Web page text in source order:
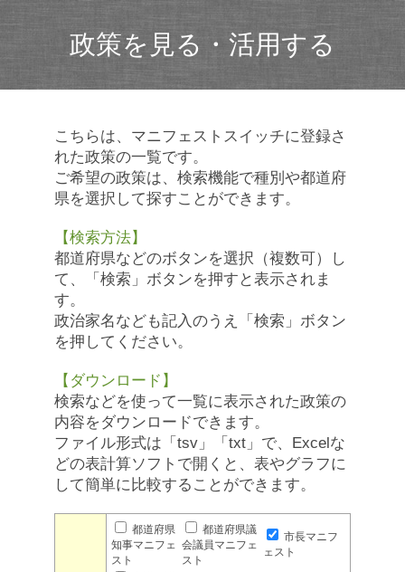
政策を見る・活用する
こちらは、マニフェストスイッチに登録さ
れた政策の一覧です。
ご希望の政策は、検索機能で種別や都道府
県を選択して探すことができます。
【検索方法】
都道府県などのボタンを選択（複数可）し
て、「検索」ボタンを押すと表示されま
す。
政治家名なども記入のうえ「検索」ボタン
を押してください。
【ダウンロード】
検索などを使って一覧に表示された政策の
内容をダウンロードできます。
ファイル形式は「tsv」「txt」で、Excelな
どの表計算ソフトで開くと、表やグラフに
して簡単に比較することができます。
都道府県
知事マニフェ
スト
都道府県議
会議員マニフェ
スト
市長マニフ
ェスト